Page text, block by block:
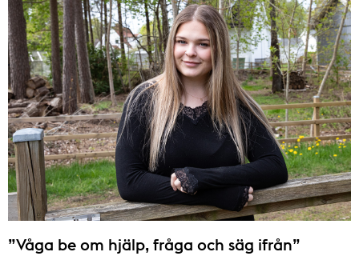
”Våga be om hjälp, fråga och säg ifrån”